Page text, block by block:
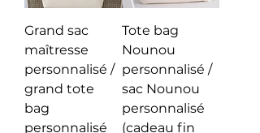
Grand sac
maîtresse
personnalisé /
grand tote
bag
personnalisé
Tote bag
Nounou
personnalisé /
sac Nounou
personnalisé
(cadeau fin